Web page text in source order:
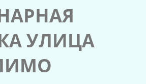
УЛИЦА